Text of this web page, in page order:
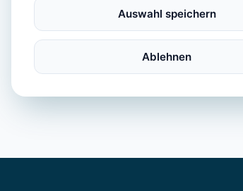
Auswahl speichern
Ablehnen